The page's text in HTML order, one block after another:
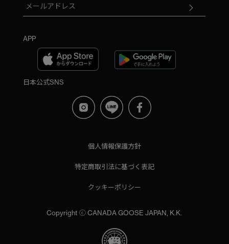
APP
日本公式SNS
個人情報保護方針
特定商取引法に基づく表記
クッキーポリシー
Copyright ⓒ CANADA GOOSE JAPAN, K.K.